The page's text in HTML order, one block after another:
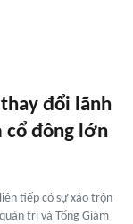
thay đổi lãnh
cổ đông lớn
tiếp có sự xáo trộn
trị và Tổng Giám